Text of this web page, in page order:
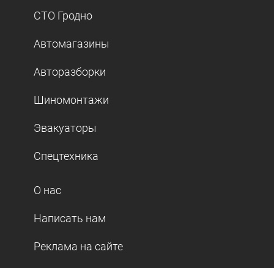
СТО Гродно
Автомагазины
Авторазборки
Шиномонтажи
Эвакуаторы
Спецтехника
О нас
Написать нам
Реклама на сайте